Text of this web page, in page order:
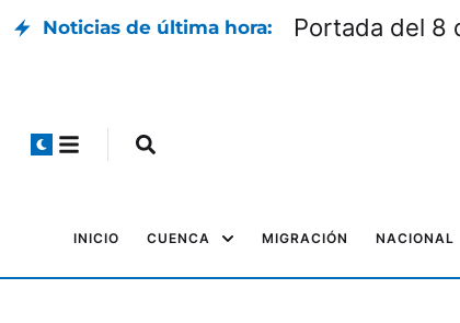
Noticias de última hora: Portada del 8
INICIO CUENCA MIGRACIÓN NACIONAL